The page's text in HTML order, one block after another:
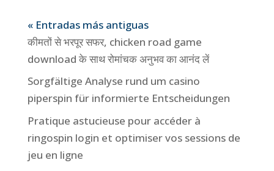
« Entradas más antiguas
कीमतों से भरपूर सफर, chicken road game
download के साथ रोमांचक अनुभव का आनंद लें
Sorgfältige Analyse rund um casino
piperspin für informierte Entscheidungen
Pratique astucieuse pour accéder à
ringospin login et optimiser vos sessions de
jeu en ligne